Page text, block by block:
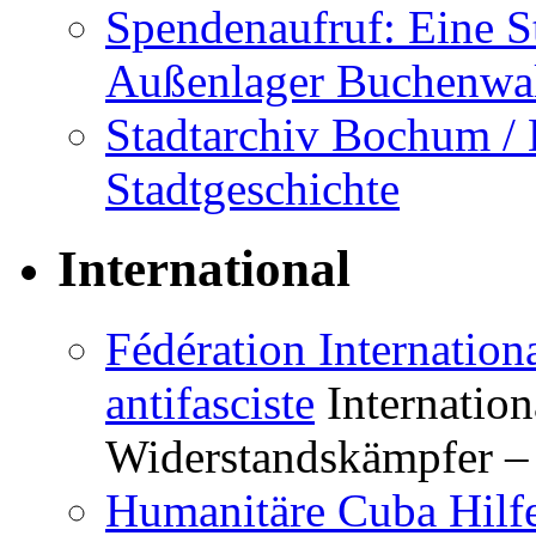
Spendenaufruf: Eine
Außenlager
Stadtarchiv Bochum
Stadtgeschichte
International
Fédération
antifasciste
Widerstandskämpfer
Humanitäre Cuba